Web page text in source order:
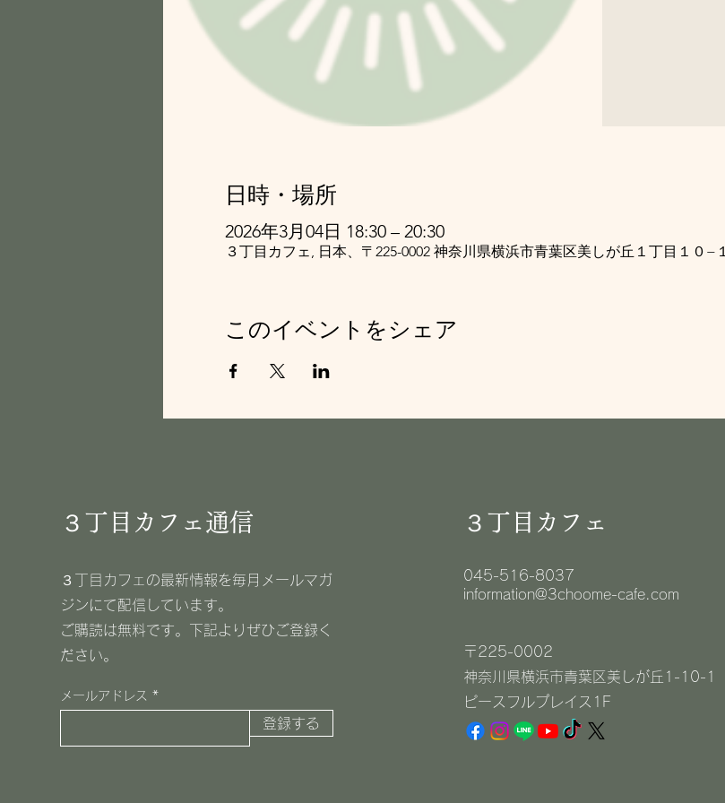
日時・場所
2026年3月04日 18:30 – 20:30
３丁目カフェ, 日本、〒225-0002 神奈川県横浜市青葉区美しが丘１丁目１０−１
このイベントをシェア
３丁目カフェ通信
３丁目カフェの最新情報を毎月メールマガ
ジンにて配信しています。
​ご購読は無料です。下記よりぜひご登録く
ださい。
メールアドレス
登録する
３丁目カフェ
045-516-8037
information@3choome-cafe.com
〒225-0002
神奈川県横浜市青葉区美しが丘1-10-1
​ピースフルプレイス1F